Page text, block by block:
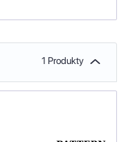
1 Produkty